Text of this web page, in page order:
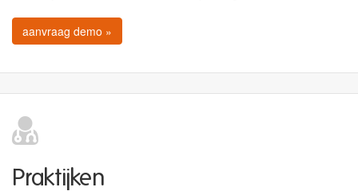
aanvraag demo »
Praktijken